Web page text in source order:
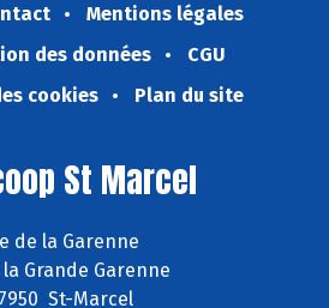
Mentions légales
des données
CGU
cookies
Plan du site
St Marcel
de la Garenne
la Grande Garenne
St-Marcel